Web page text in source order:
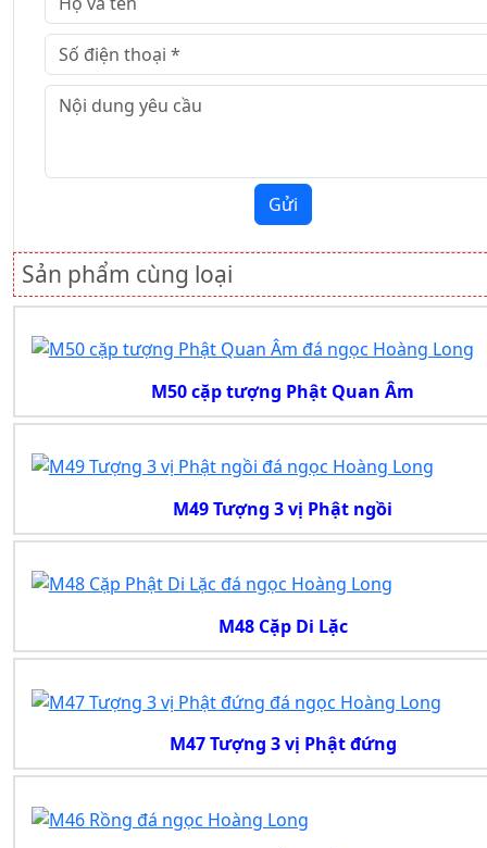
Gửi
Sản phẩm cùng loại
M50 cặp tượng Phật Quan Âm
M49 Tượng 3 vị Phật ngồi
M48 Cặp Di Lặc
M47 Tượng 3 vị Phật đứng